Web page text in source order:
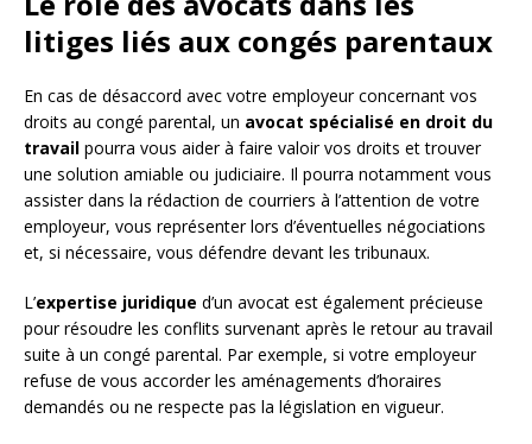
litiges liés aux congés parentaux
En cas de désaccord avec votre employeur concernant vos
droits au congé parental, un avocat spécialisé en droit du
travail pourra vous aider à faire valoir vos droits et trouver
une solution amiable ou judiciaire. Il pourra notamment vous
assister dans la rédaction de courriers à l’attention de votre
employeur, vous représenter lors d’éventuelles négociations
et, si nécessaire, vous défendre devant les tribunaux.
L’expertise juridique d’un avocat est également précieuse
pour résoudre les conflits survenant après le retour au travail
suite à un congé parental. Par exemple, si votre employeur
refuse de vous accorder les aménagements d’horaires
demandés ou ne respecte pas la législation en vigueur.